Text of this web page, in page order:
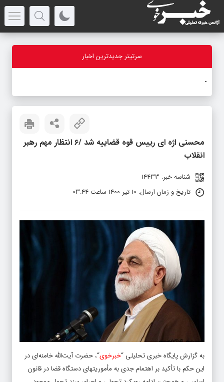
سرتیتر جدیدترین اخبار
بازدید
محسنی اژه ای رییس قوه قضاییه شد /۶ انتظار مهم رهبر
انقلاب
شناسه خبر: 14433
تاریخ و زمان ارسال: 10 تیر 1400 ساعت 03:44
به گزارش پایگاه خبری تحلیلی “خبرخوی“، حضرت آیت‌الله خامنه‌ای در
این حکم با تأکید بر اهتمام جدی به مأموریتهای دستگاه قضا در قانون